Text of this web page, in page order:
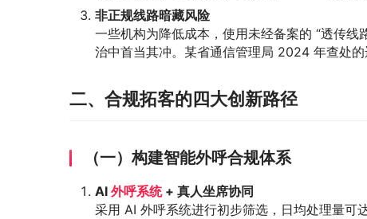
非正规线路暗藏风险
一些机构为降低成本，使用未经备案的 “透传线
治中首当其冲。某省通信管理局 2024 年查处的
二、合规拓客的四大创新路径
（一）构建智能外呼合规体系
AI 外呼系统+ 真人坐席协同
采用 AI 外呼系统进行初步筛选，日均处理量